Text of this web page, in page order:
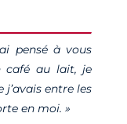
pensé à vous
café au lait, je
j’avais entre les
en moi. »